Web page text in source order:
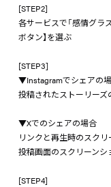
[STEP2]
各サービスで「感情グラ
ボタン】を選ぶ
[STEP3]
▼Instagramでシェアの
投稿されたストーリー
▼Xでのシェアの場合
リンクと再生時のスク
投稿画面のスクリーンシ
[STEP4]